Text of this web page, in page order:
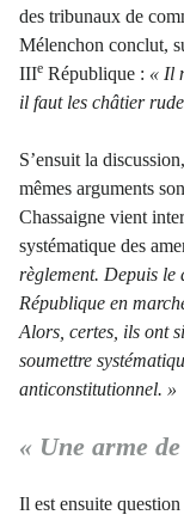
des tribunaux de
Mélenchon conclut,
IIIe République : « Il
il faut les châtier
S’ensuit la
mêmes arguments
Chassaigne vient
systématique des
règlement. Depuis le
République en
Alors, certes, ils ont
soumettre
anticonstitutionnel. »
« Une arme
Il est ensuite